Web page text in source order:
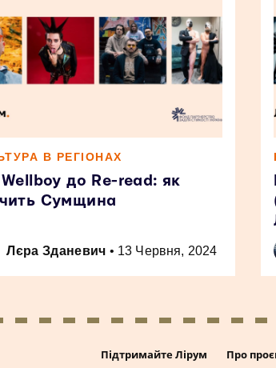
В РЕГІОНАХ
Wellboy до Re-read: як
Сумщина
Лєра Зданевич • 13 Червня, 2024
Підтримайте Лірум Про